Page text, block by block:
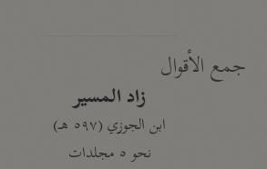
جمع الأقوال
زاد المسير
ابن الجوزي (٥٩٧ هـ)
نحو ٥ مجلدات